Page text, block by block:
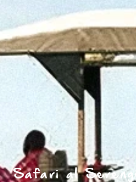
Safari al